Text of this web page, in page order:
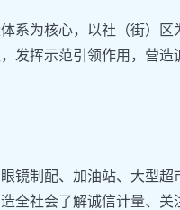
系为核心，以社（街）区
发挥示范引领作用，营造
镜制配、加油站、大型超
全社会了解诚信计量、关